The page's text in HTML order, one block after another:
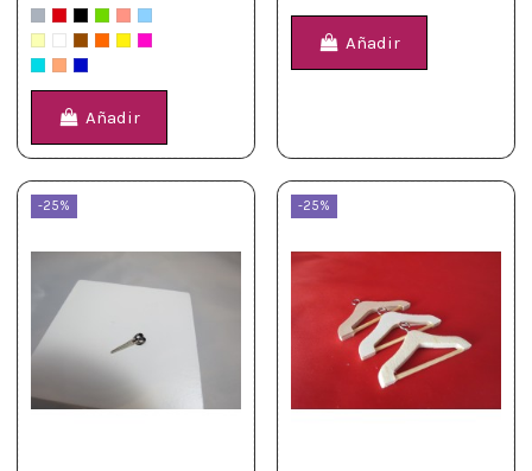
Añadir
Añadir
-25% -25%